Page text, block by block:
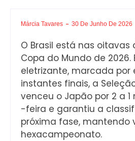
Márcia Tavares 30 De Junho De 2026
O Brasil está nas oitavas
Copa do Mundo de
eletrizante, marcada por
instantes finais, a
venceu o Japão por 2 a
-feira e garantiu a
próxima fase, mantendo
hexacampeonato.